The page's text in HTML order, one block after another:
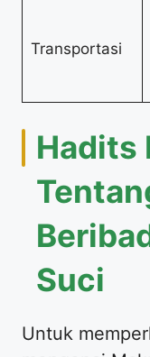
Transportasi
Hadits
Suci
Untuk